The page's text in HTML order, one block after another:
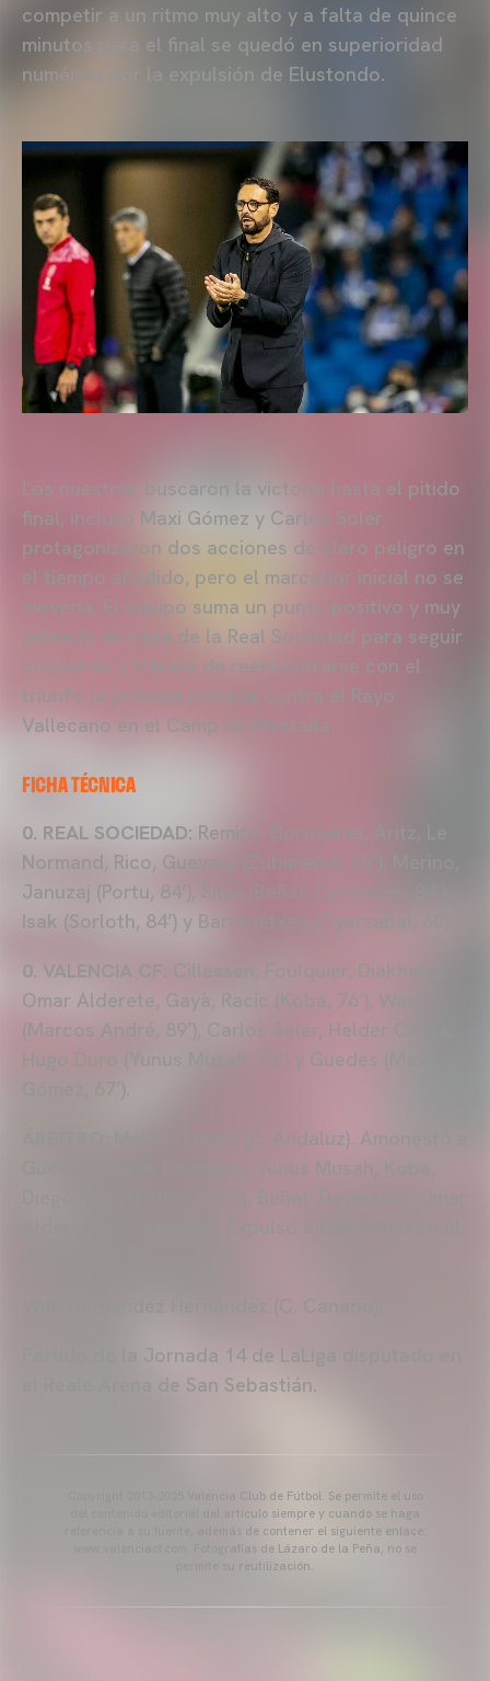
competir a un ritmo muy alto y a falta de quince
minutos para el final se quedó en superioridad
numérica por la expulsión de Elustondo.
Los nuestros buscaron la victoria hasta el pitido
final, incluso Maxi Gómez y Carlos Soler
protagonizaron dos acciones de claro peligro en
el tiempo añadido, pero el marcador inicial no se
movería. El equipo suma un punto positivo y muy
peleado en casa de la Real Sociedad para seguir
creciendo y tratará de reencontrarse con el
triunfo la próxima jornada contra el Rayo
Vallecano en el Camp de Mestalla.
FICHA TÉCNICA
0. REAL SOCIEDAD: Remiro, Gorosabel, Aritz, Le
Normand, Rico, Guevara (Zubimendi, 60’), Merino,
Januzaj (Portu, 84’), Silva (Beñat Turrientes, 84’),
Isak (Sorloth, 84’) y Barrenetxea (Oyarzabal, 60).
0. VALENCIA CF: Cillessen, Foulquier, Diakhaby,
Omar Alderete, Gayà, Racic (Koba, 76’), Wass
(Marcos André, 89’), Carlos Soler, Helder Costa,
Hugo Duro (Yunus Musah, 76’) y Guedes (Maxi
Melero López (C. Andaluz). Amonestó a
Guevara, Gayà, Foulquier, Yunus Musah, Koba,
Diego Rico, Hélder Costa, Beñat Turrientes, Omar
Alderete y Gorosabel. Expulsó a Elustondo en el
Hernández Hernández (C. Canario).
Partido de la Jornada 14 de LaLiga disputado en
el Reale Arena de San Sebastián.
Copyright 2013-2025 Valencia Club de Fútbol. Se permite el uso
del contenido editorial del artículo siempre y cuando se haga
referencia a su fuente, además de contener el siguiente enlace:
www.valenciacf.com. Fotografías de Lázaro de la Peña, no se
permite su reutilización.